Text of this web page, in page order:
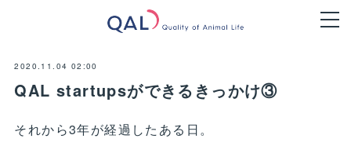
2020.11.04 02:00
QAL startupsができるきっかけ③
それから3年が経過したある日。